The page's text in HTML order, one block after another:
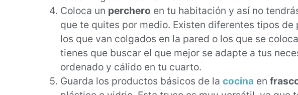
Coloca un perchero en tu habitación y así no
que te quites por medio. Existen diferentes tipos de
los que van colgados en la pared o los que se
tienes que buscar el que mejor se adapte a tus
ordenado y cálido en tu cuarto.
Guarda los productos básicos de la cocina en